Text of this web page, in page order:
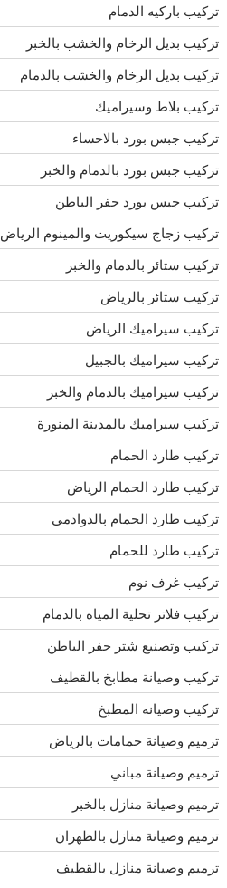
تركيب باركيه الدمام
تركيب بديل الرخام والخشب بالخبر
تركيب بديل الرخام والخشب بالدمام
تركيب بلاط وسيراميك
تركيب جبس بورد بالاحساء
تركيب جبس بورد بالدمام والخبر
تركيب جبس بورد حفر الباطن
تركيب زجاج سيكوريت والمينوم الرياض
تركيب ستائر بالدمام والخبر
تركيب ستائر بالرياض
تركيب سيراميك الرياض
تركيب سيراميك بالجبيل
تركيب سيراميك بالدمام والخبر
تركيب سيراميك بالمدينة المنورة
تركيب طارد الحمام
تركيب طارد الحمام الرياض
تركيب طارد الحمام بالدوادمى
تركيب طارد للحمام
تركيب غرف نوم
تركيب فلاتر تحلية المياه بالدمام
تركيب وتصنيع شتر حفر الباطن
تركيب وصيانة مطابخ بالقطيف
تركيب وصيانه المطبخ
ترميم وصيانة حمامات بالرياض
ترميم وصيانة مباني
ترميم وصيانة منازل بالخبر
ترميم وصيانة منازل بالظهران
ترميم وصيانة منازل بالقطيف